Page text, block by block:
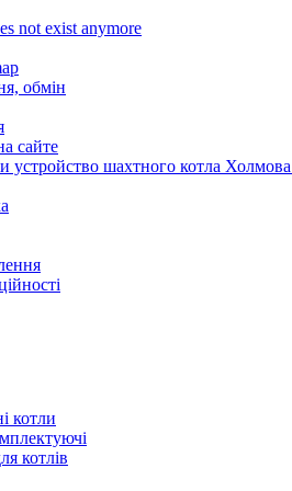
not exist anymore
обмін
сайте
устройство шахтного котла
котли
котлів